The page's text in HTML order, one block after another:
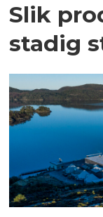
Slik
stadig